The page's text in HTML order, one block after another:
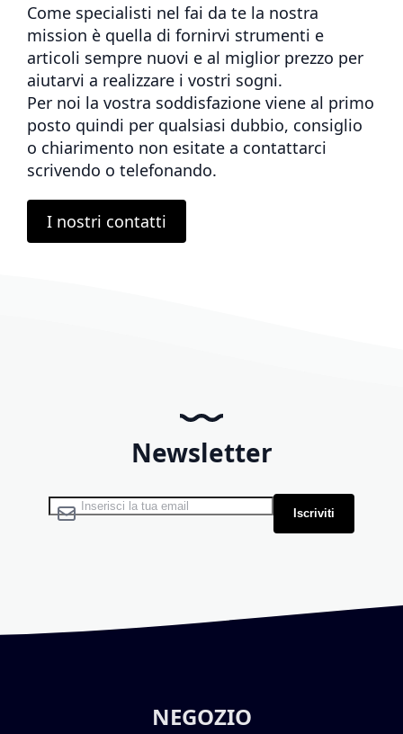
Come specialisti nel fai da te la nostra
mission è quella di fornirvi strumenti e
articoli sempre nuovi e al miglior prezzo per
aiutarvi a realizzare i vostri sogni.
Per noi la vostra soddisfazione viene al primo
posto quindi per qualsiasi dubbio, consiglio
o chiarimento non esitate a contattarci
scrivendo o telefonando.
I nostri contatti
Newsletter
Iscriviti alla nostra Newsletter: Iscriviti
NEGOZIO